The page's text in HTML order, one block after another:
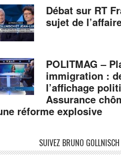
Débat sur RT
sujet de
POLITMAG –
immigration :
l’affichage
Assurance
réforme explosive
SUIVEZ BRUNO GOLLNISCH